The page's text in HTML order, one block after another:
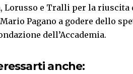
Lorusso e Tralli per la
Pagano a godere dello
dell’Accademia.
anche: